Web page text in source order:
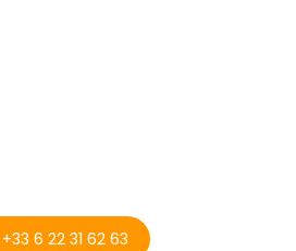
+33 6 22 31 62 63